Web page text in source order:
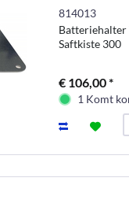
814013
Batteriehalter
Saftkiste 300
€ 106,00 *
1 Komt